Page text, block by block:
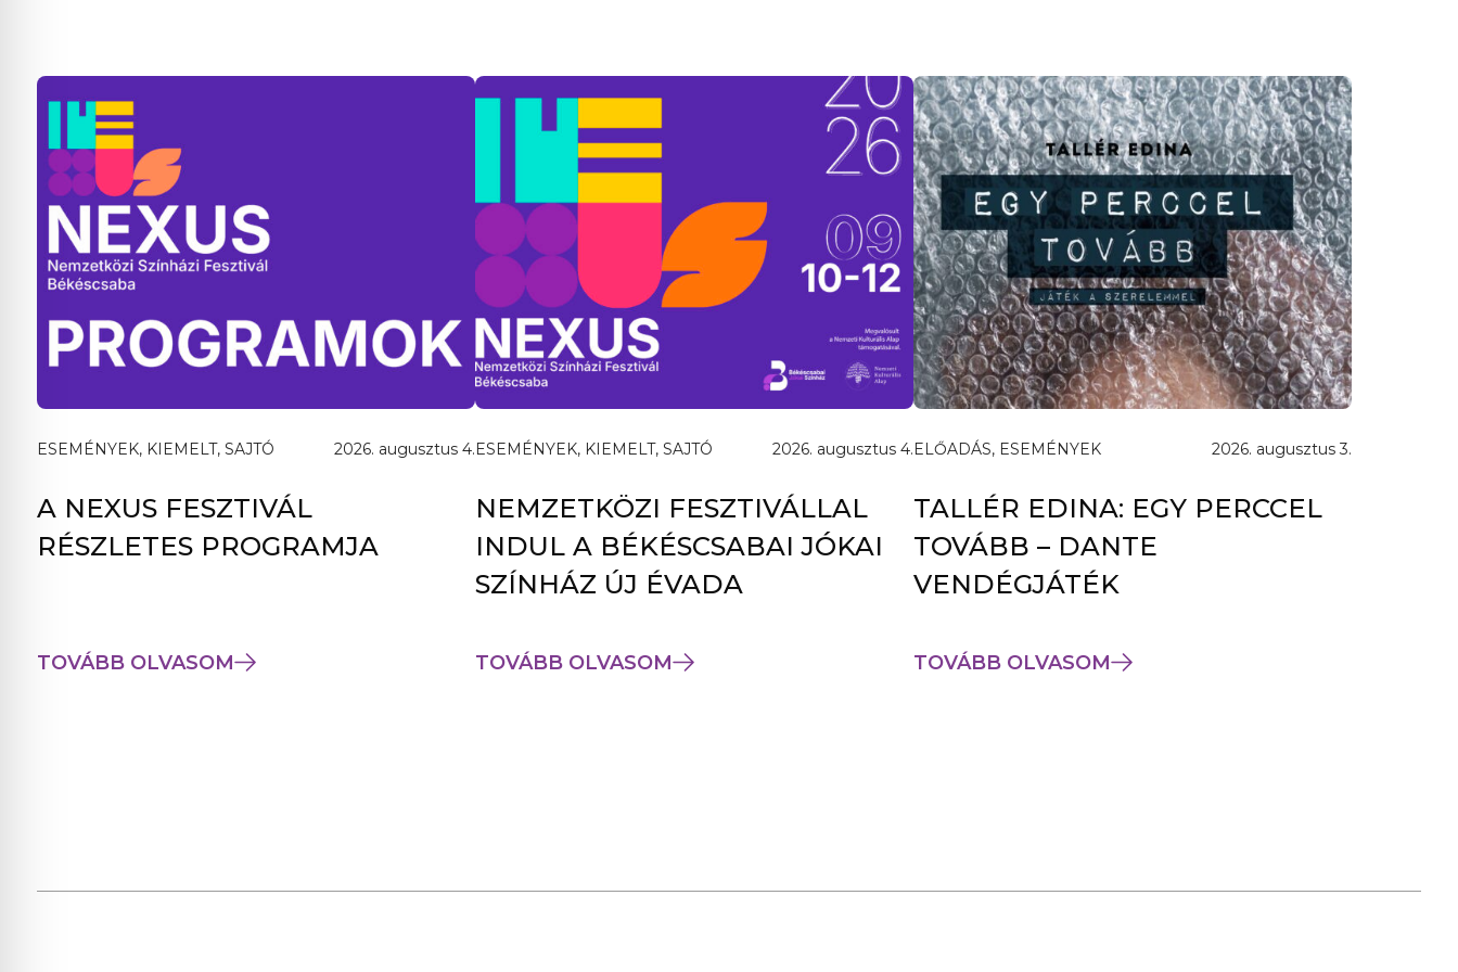
ESEMÉNYEK, KIEMELT, SAJTÓ 2026. augusztus 4.
A NEXUS FESZTIVÁL
RÉSZLETES PROGRAMJA
TOVÁBB OLVASOM
ESEMÉNYEK, KIEMELT, SAJTÓ 2026. augusztus 4.
NEMZETKÖZI FESZTIVÁLLAL
INDUL A BÉKÉSCSABAI JÓKAI
SZÍNHÁZ ÚJ ÉVADA
TOVÁBB OLVASOM
ELŐADÁS, ESEMÉNYEK 2026. augusztus 3.
TALLÉR EDINA: EGY PERCCEL
TOVÁBB – DANTE
VENDÉGJÁTÉK
TOVÁBB OLVASOM